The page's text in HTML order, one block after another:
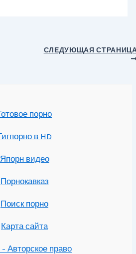
СЛЕДУЮЩАЯ
порно
в HD
Япорн видео
Порнокавказ
Поиск порно
Карта сайта
- Авторское право